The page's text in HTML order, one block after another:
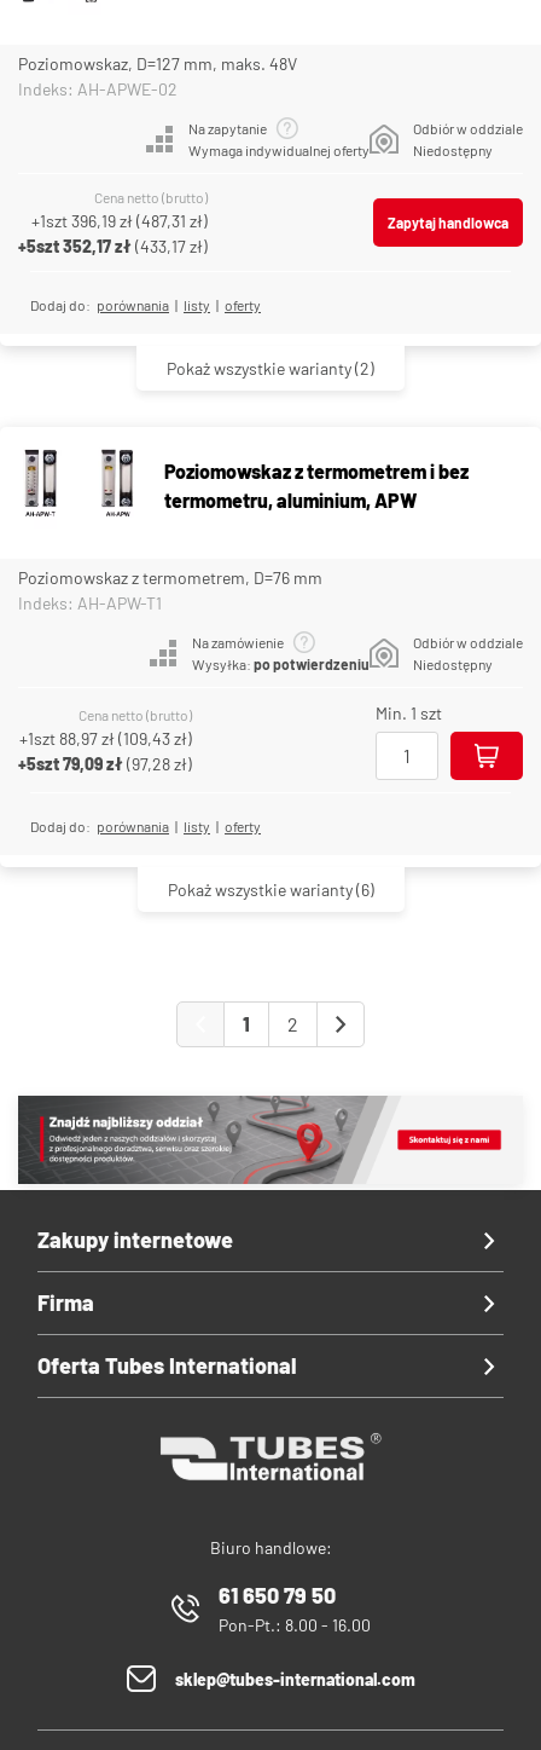
Poziomowskaz, D=127 mm, maks. 48V
Indeks: AH-APWE-02
Na zapytanie
Wymaga indywidualnej oferty
Odbiór w oddziale
Niedostępny
Cena netto (brutto)
+1szt396,19 zł(487,31 zł)
+5szt352,17 zł(433,17 zł)
Zapytaj handlowca
Dodaj do: porównania | listy | oferty
Pokaż wszystkie warianty(2)
Poziomowskaz z termometrem i bez
termometru, aluminium, APW
Poziomowskaz z termometrem, D=76 mm
Indeks: AH-APW-T1
Na zamówienie
Wysyłka: po potwierdzeniu
Odbiór w oddziale
Niedostępny
Cena netto (brutto)
+1szt 88,97 zł(109,43 zł)
+5szt79,09 zł(97,28 zł)
Min. 1 szt
Dodaj do: porównania | listy | oferty
Pokaż wszystkie warianty(6)
1 2
Biuro handlowe:
61 650 79 50
Pon-Pt.: 8.00 - 16.00
sklep@tubes-international.com
Zakupy internetowe
Firma
Oferta Tubes International